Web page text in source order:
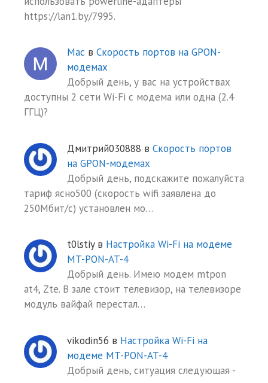
https://lan1.by/7995.
Mac в Скорость портов на GPON-
модемах
Добрый день, у вас на устройствах
доступны 2 сети Wi-Fi с модема или одна (2.4
ГГЦ)?
Дмитрий030888 в Скорость портов
на GPON-модемах
Добрый день, подскажите пожалуйста
тариф ясно500 (скорость wifi заявлена до
250Мбит/с) установлен мо…
t0lstiy в Настройка Wi-Fi на модеме
MT-PON-AT-4
Добрый день. Имею модем mtpon
at4, Zte. В зале стоит телевизор, на телевизоре
модуль вайфай перестал…
vikodin56 в Настройка Wi-Fi на
модеме MT-PON-AT-4
Добрый день, ситуация следующая -